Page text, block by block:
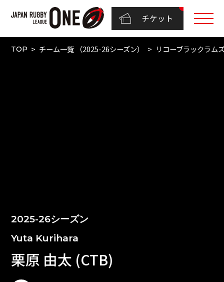
チケット
TOP チーム一覧 （2025-26シーズン） リコーブラックラム
2025-26シーズン
Yuta Kurihara
栗原 由太 (CTB)